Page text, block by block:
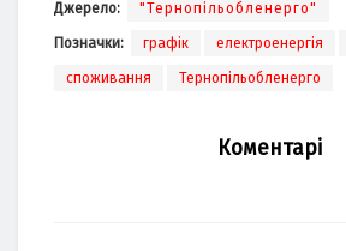
Джерело: "Тернопільобленерго"
Позначки: графік електроенергія
споживання Тернопільобленерго
Коментарі